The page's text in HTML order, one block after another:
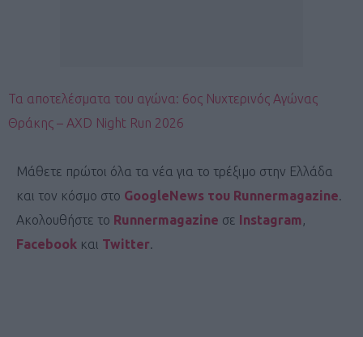
Τα αποτελέσματα του αγώνα: 6ος Νυχτερινός Αγώνας
Θράκης – AXD Night Run 2026
Μάθετε πρώτοι όλα τα νέα για το τρέξιμο στην Ελλάδα
και τον κόσμο στο GoogleNews του Runnermagazine.
Ακολουθήστε το Runnermagazine σε Instagram,
Facebook και Twitter.